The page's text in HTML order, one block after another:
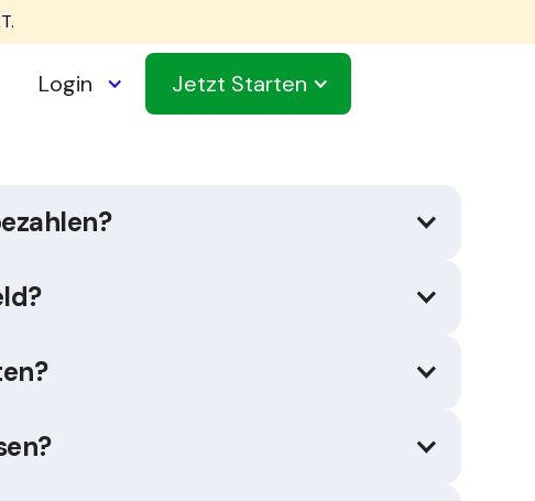
Login Jetzt Starten